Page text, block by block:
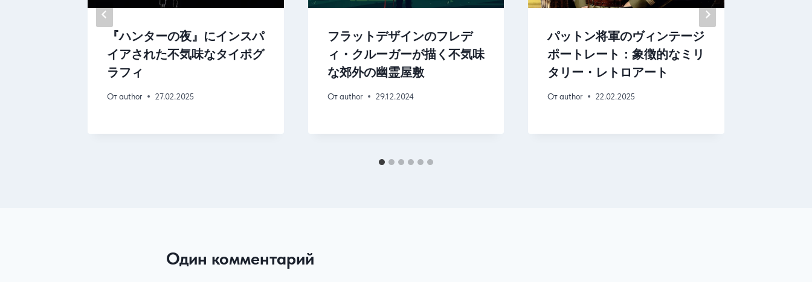
『ハンターの夜』にインスパ
イアされた不気味なタイポグ
ラフィ
Отauthor 27.02.2025
フラットデザインのフレデ
ィ・クルーガーが描く不気味
な郊外の幽霊屋敷
Отauthor 29.12.2024
パットン将軍のヴィンテージ
ポートレート：象徴的なミリ
タリー・レトロアート
Отauthor 22.02.2025
Один комментарий